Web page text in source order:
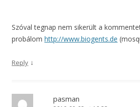
Szóval tegnap nem sikerült a
probálom http://www.biogents.de
Reply ↓
pasman